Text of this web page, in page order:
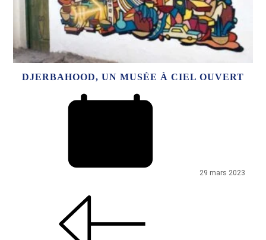
DJERBAHOOD, UN MUSÉE À CIEL OUVERT
29 mars 2023